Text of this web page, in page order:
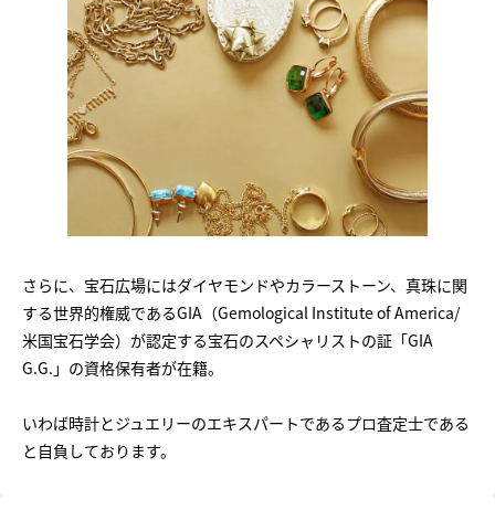
さらに、宝石広場にはダイヤモンドやカラーストーン、真珠に関
する世界的権威であるGIA（Gemological Institute of America/
米国宝石学会）が認定する宝石のスペシャリストの証「GIA
G.G.」の資格保有者が在籍。
いわば時計とジュエリーのエキスパートであるプロ査定士である
と自負しております。